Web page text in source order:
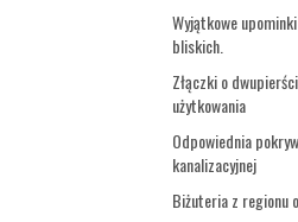
Wyjątkowe
bliskich.
Złączki o
użytkowania
Odpowiednia
kanalizacyjnej
Biżuteria z regionu